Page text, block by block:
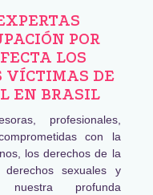
POR
LOS
VÍCTIMAS DE
EN BRASIL
profesionales,
con la
los derechos de la
sexuales y
nuestra profunda